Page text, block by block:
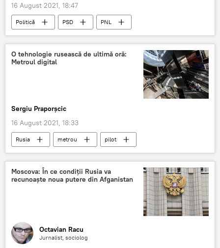
16 August 2021, 18:47
Politică PSD PNL
O tehnologie rusească de ultimă oră:
Metroul digital
Sergiu Praporșcic
16 August 2021, 18:33
Rusia metrou
pilot
digitală
Moscova: În ce condiții Rusia va
recunoaște noua putere din Afganistan
Octavian Racu
Jurnalist, sociolog